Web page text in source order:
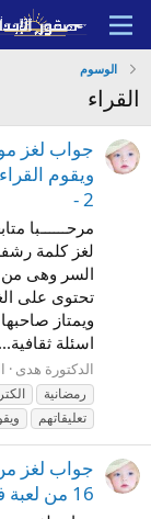
الوسوم
القراء
جواب لغز
2 -
مرحــــــبا
لغز كلمة
السر وهى من
تحتوى على
ويمتاز
اسئلة ثقافية...
الدكتورة هدى
رمضانية
تعليقاتهم
16 من لعبة فطحل